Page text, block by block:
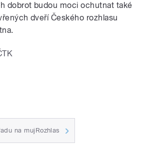
dobrot budou moci ochutnat také
dveří Českého rozhlasu
na mujRozhlas